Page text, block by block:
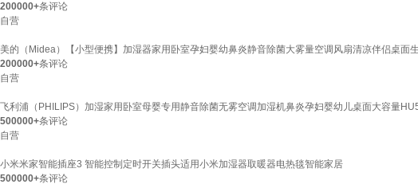
200000+条评论
自营
美的（Midea）【小型便携】加湿器家用卧室孕妇婴幼鼻炎静音除菌大雾量空调风扇清凉伴侣桌面
200000+条评论
自营
飞利浦（PHILIPS）加湿家用卧室母婴专用静音除菌无雾空调加湿机鼻炎孕妇婴幼儿桌面大容量
500000+条评论
自营
小米米家智能插座3 智能控制定时开关插头适用小米加湿器取暖器电热毯智能家居
500000+条评论